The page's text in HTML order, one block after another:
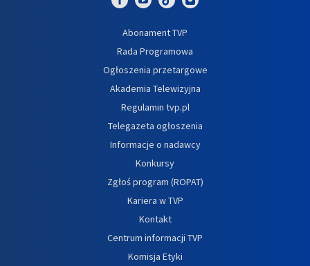
Abonament TVP
Rada Programowa
Ogłoszenia przetargowe
Akademia Telewizyjna
Regulamin tvp.pl
Telegazeta ogłoszenia
Informacje o nadawcy
Konkursy
Zgłoś program (ROPAT)
Kariera w TVP
Kontakt
Centrum informacji TVP
Komisja Etyki